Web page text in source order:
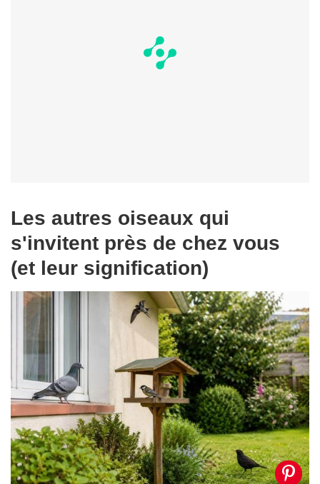
Les autres oiseaux qui
s'invitent près de chez vous
(et leur signification)